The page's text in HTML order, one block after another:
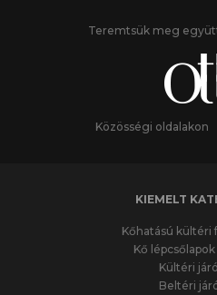
Teremtsük meg
Közösségi oldalakon
KIEMELT
Kőhatású kültéri
Kő
Kültéri
Beltéri